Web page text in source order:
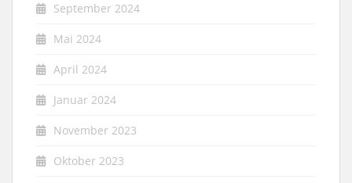
September 2024
Mai 2024
April 2024
Januar 2024
November 2023
Oktober 2023